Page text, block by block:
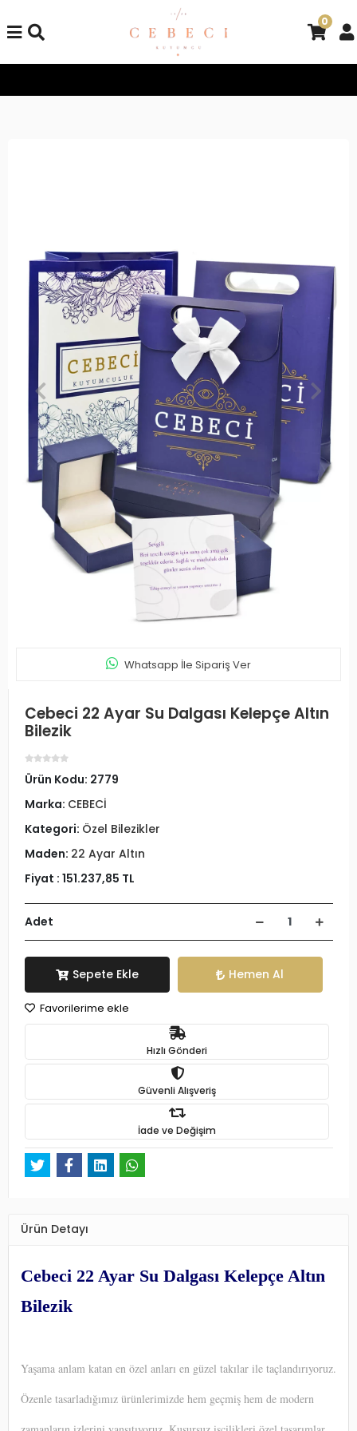
0
Whatsapp İle Sipariş Ver
Cebeci 22 Ayar Su Dalgası Kelepçe Altın
Bilezik
Ürün Kodu: 2779
Marka: CEBECİ
Kategori: Özel Bilezikler
Maden: 22 Ayar Altın
Fiyat : 151.237,85 TL
Adet
Sepete Ekle Hemen Al
Favorilerime ekle
Hızlı Gönderi
Güvenli Alışveriş
İade ve Değişim
Ürün Detayı
Cebeci 22 Ayar Su Dalgası Kelepçe Altın
Bilezik
Yaşama anlam katan en özel anları en güzel takılar ile taçlandırıyoruz.
Özenle tasarladığımız ürünlerimizde hem geçmiş hem de modern